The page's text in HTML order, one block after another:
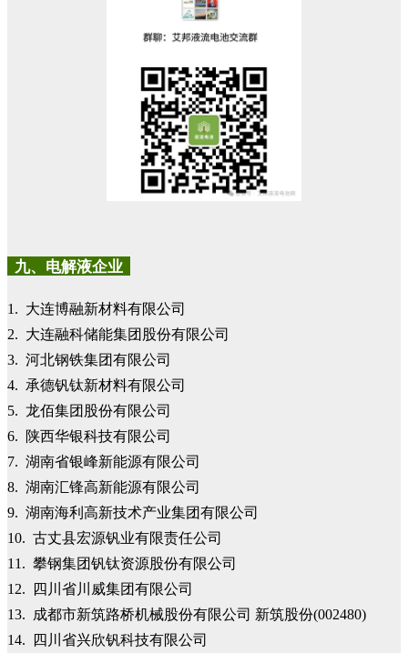
九、电解液企业
1. 大连博融新材料有限公司
2. 大连融科储能集团股份有限公司
3. 河北钢铁集团有限公司
4. 承德钒钛新材料有限公司
5. 龙佰集团股份有限公司
6. 陕西华银科技有限公司
7. 湖南省银峰新能源有限公司
8. 湖南汇锋高新能源有限公司
9. 湖南海利高新技术产业集团有限公司
10. 古丈县宏源钒业有限责任公司
11. 攀钢集团钒钛资源股份有限公司
12. 四川省川威集团有限公司
13. 成都市新筑路桥机械股份有限公司 新筑股份(002480)
14. 四川省兴欣钒科技有限公司